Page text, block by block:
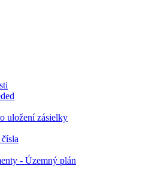
uložení zásielky
- Územný plán